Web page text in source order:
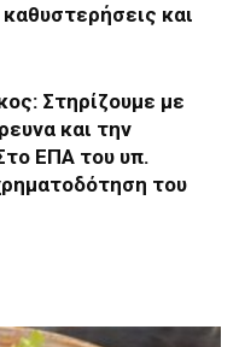
και
Στηρίζουμε με
και την
ΕΠΑ του υπ.
του